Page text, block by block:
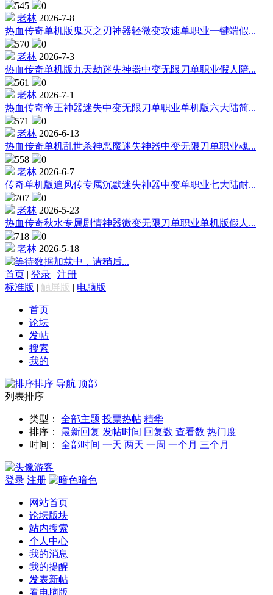
545
0
老林 2026-7-8
热血传奇单机版鬼灭之刃神器轻微变攻速单职业一键端假...
570
0
老林 2026-7-3
热血传奇单机版九天劫迷失神器中变无限刀单职业假人陪...
561
0
老林 2026-7-1
热血传奇帝王神器迷失中变无限刀单职业单机版六大陆简...
571
0
老林 2026-6-13
热血传奇单机乱世杀神恶魔迷失神器中变无限刀单职业魂...
558
0
老林 2026-6-7
传奇单机版追风传专属沉默迷失神器中变单职业七大陆耐...
707
0
老林 2026-5-23
热血传奇秋水专属剧情神器微变无限刀单职业单机版假人...
718
0
老林 2026-5-18
数据加载中，请稍后...
首页 | 登录 | 注册
标准版 | 触屏版 | 电脑版
首页
论坛
发帖
搜索
我的
排序 导航 顶部
列表排序
类型： 全部主题 投票热帖 精华
排序：
最新回复 发帖时间 回复数 查看数 热门度
时间：
全部时间 一天 两天 一周 一个月 三个月
游客
登录 注册 暗色
网站首页
论坛版块
站内搜索
个人中心
我的消息
我的提醒
发表新帖
看电脑版